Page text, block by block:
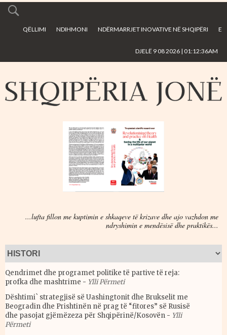
main
QËLLIMI NDIHMONI NDËRMARRJET INOVATIVE NË SHQIPËRI E
DJELË 9 08 2026 | 01:12:36AM
...lufta fillon me kuptimin e shkaqeve të krizave dhe ajo vazhdon me
ndryshimin e mendësisë dhe praktikës...
Qendrimet dhe programet politike të partive të reja:
profka dhe mashtrime - Ylli Përmeti
Dështimi` strategjisë së Uashingtonit dhe Brukselit me
Beogradin dhe Prishtinën në prag të “fitores” së Rusisë
dhe pasojat gjëmëzeza për Shqipërinë/Kosovën - Ylli
Përmeti